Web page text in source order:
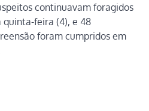
continuavam foragidos
feira (4), e 48
foram cumpridos em